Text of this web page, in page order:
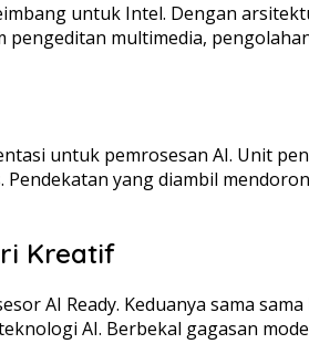
untuk Intel. Dengan
multimedia,
untuk pemrosesan AI. Unit
yang diambil
Kreatif
AI Ready. Keduanya sama
AI. Berbekal gagasan